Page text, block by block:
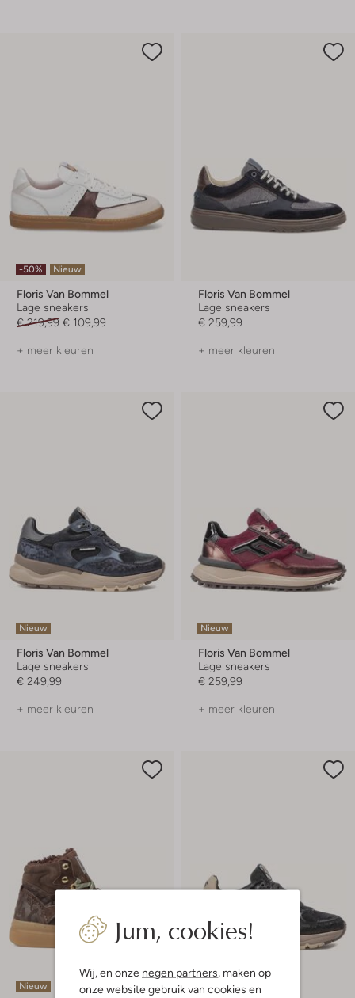
Jum, cookies!
Wij, en onze negen partners , maken op
onze website gebruik van cookies en
-50% Nieuw
Floris Van Bommel
Lage sneakers
€ 219,99 € 109,99
+ meer kleuren
Floris Van Bommel
Lage sneakers
€ 259,99
+ meer kleuren
Nieuw
Floris Van Bommel
Lage sneakers
€ 249,99
+ meer kleuren
Nieuw
Floris Van Bommel
Lage sneakers
€ 259,99
+ meer kleuren
Nieuw Nieuw